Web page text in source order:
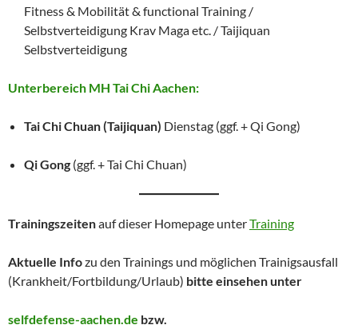
Fitness & Mobilität & functional Training /
Selbstverteidigung Krav Maga etc. / Taijiquan
Selbstverteidigung
Unterbereich MH Tai Chi Aachen:
Tai Chi Chuan (Taijiquan) Dienstag (ggf. + Qi Gong)
Qi Gong (ggf. + Tai Chi Chuan)
Trainingszeitenauf dieser Homepage unterTraining
Aktuelle Infozu den Trainings und möglichen Trainigsausfall
(Krankheit/Fortbildung/Urlaub) bitte einsehen unter
selfdefense-aachen.de bzw.